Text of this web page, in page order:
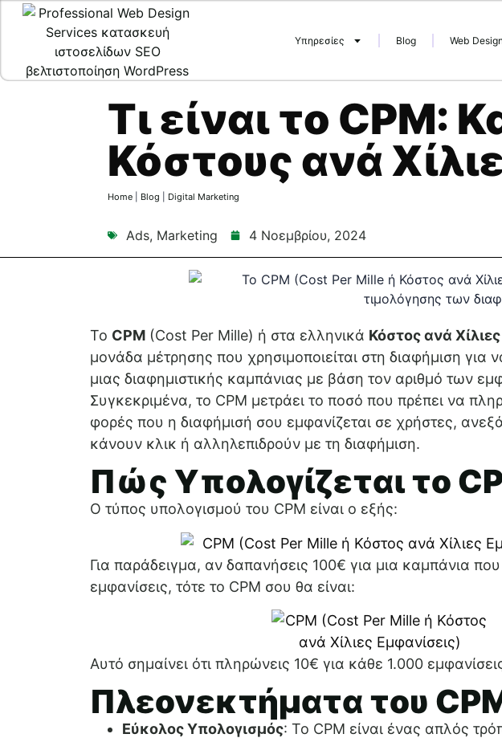
Υπηρεσίες Blog Web
Τι είναι το CPM:
Κόστους ανά
Home Blog Digital Marketing
Ads, Marketing 4 Νοεμβρίου, 2024
Το CPM (Cost Per Mille) ή στα ελληνικά Κόστος ανά
μονάδα μέτρησης που χρησιμοποιείται στη διαφήμιση για
μιας διαφημιστικής καμπάνιας με βάση τον αριθμό των
Συγκεκριμένα, το CPM μετράει το ποσό που πρέπει να
φορές που η διαφήμισή σου εμφανίζεται σε χρήστες,
κάνουν κλικ ή αλληλεπιδρούν με τη διαφήμιση.
Πώς Υπολογίζεται το
Ο τύπος υπολογισμού του CPM είναι ο εξής:
Για παράδειγμα, αν δαπανήσεις 100€ για μια καμπάνια
εμφανίσεις, τότε το CPM σου θα είναι:
Αυτό σημαίνει ότι πληρώνεις 10€ για κάθε 1.000
Πλεονεκτήματα του
Εύκολος Υπολογισμός: Το CPM είναι ένας απλός